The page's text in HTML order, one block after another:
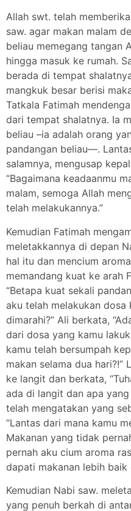
Allah swt. telah
saw. agar makan malam
beliau memegang tangan
hingga masuk ke rumah.
berada di tempat
mangkuk besar berisi
Tatkala Fatimah
dari tempat shalatnya. Ia
beliau –ia adalah orang
pandangan beliau—.
salamnya, mengusap
“Bagaimana keadaanmu
malam, semoga Allah
telah melakukannya.”
Kemudian Fatimah
meletakkannya di depan
hal itu dan mencium
memandang kuat ke arah
“Betapa kuat sekali
aku telah melakukan
dimarahi?” Ali berkata,
dari dosa yang kamu
kamu telah bersumpah
makan selama dua hari?!”
ke langit dan berkata,
ada di langit dan apa
telah mengatakan yang
“Lantas dari mana kamu
Makanan yang tidak
pernah aku cium aroma
dapati makanan lebih baik
Kemudian Nabi saw.
yang penuh berkah di